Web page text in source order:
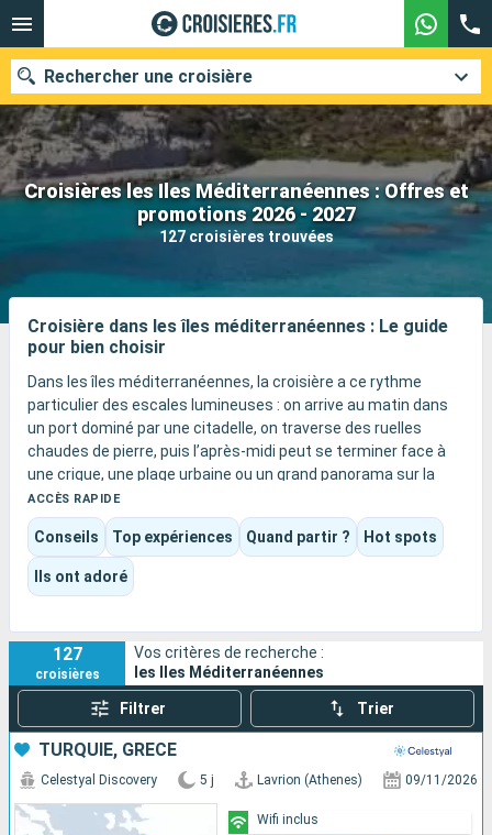
Croisières les Iles Méditerranéennes : Offres et
promotions 2026 - 2027
127 croisières trouvées
Rechercher une croisière
Nos destinations
Mois de départ
Ports Compagnies
Croisière dans les îles méditerranéennes : Le guide
pour bien choisir
Dans les îles méditerranéennes, la croisière a ce rythme
particulier des escales lumineuses : on arrive au matin dans
un port dominé par une citadelle, on traverse des ruelles
chaudes de pierre, puis l’après-midi peut se terminer face à
une crique, une plage urbaine ou un grand panorama sur la
mer.
Des Baléares à Malte, de la Sardaigne à la Sicile, la destination
alterne patrimoine, baignade, marchés, villages, gastronomie
insulaire et art de vivre très méditerranéen. C’est une
croisière de contrastes courts et faciles à saisir, où chaque
ACCÈS RAPIDE
Conseils Top expériences Quand partir ? Hot spots
Ils ont adoré
127
croisières
Vos critères de recherche :
les Iles Méditerranéennes
Filtrer Trier
TURQUIE, GRÈCE
Celestyal Discovery 5 j Lavrion (Athenes) 09/11/2026
Wifi inclus